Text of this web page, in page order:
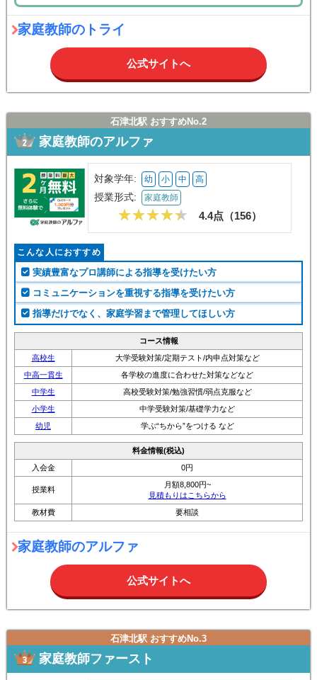
家庭教師のトライ
公式サイトへ
石津北駅 おすすめNo.2
家庭教師のアルファ
対象学年: 幼 小 中 高
授業形式: 家庭教師
4.4点（156）
こんな人におすすめ
実績豊富なプロ講師による指導を受けたい方
コミュニケーションを重視する指導を受けたい方
指導だけでなく、家庭学習まで管理してほしい方
コース情報
高校生
大学受験対策/定期テスト/内申点対策など
中高一貫生
各学校の進度に合わせた対策などなど
中学生
高校受験対策/勉強習慣/弱点克服など
小学生
中学受験対策/基礎学力など
幼児
学ぶ“ちから”をつける など
料金情報(税込)
入会金
0円
授業料
月額8,800円~
見積もりはこちらから
教材費
要相談
家庭教師のアルファ
公式サイトへ
石津北駅 おすすめNo.3
家庭教師ファースト